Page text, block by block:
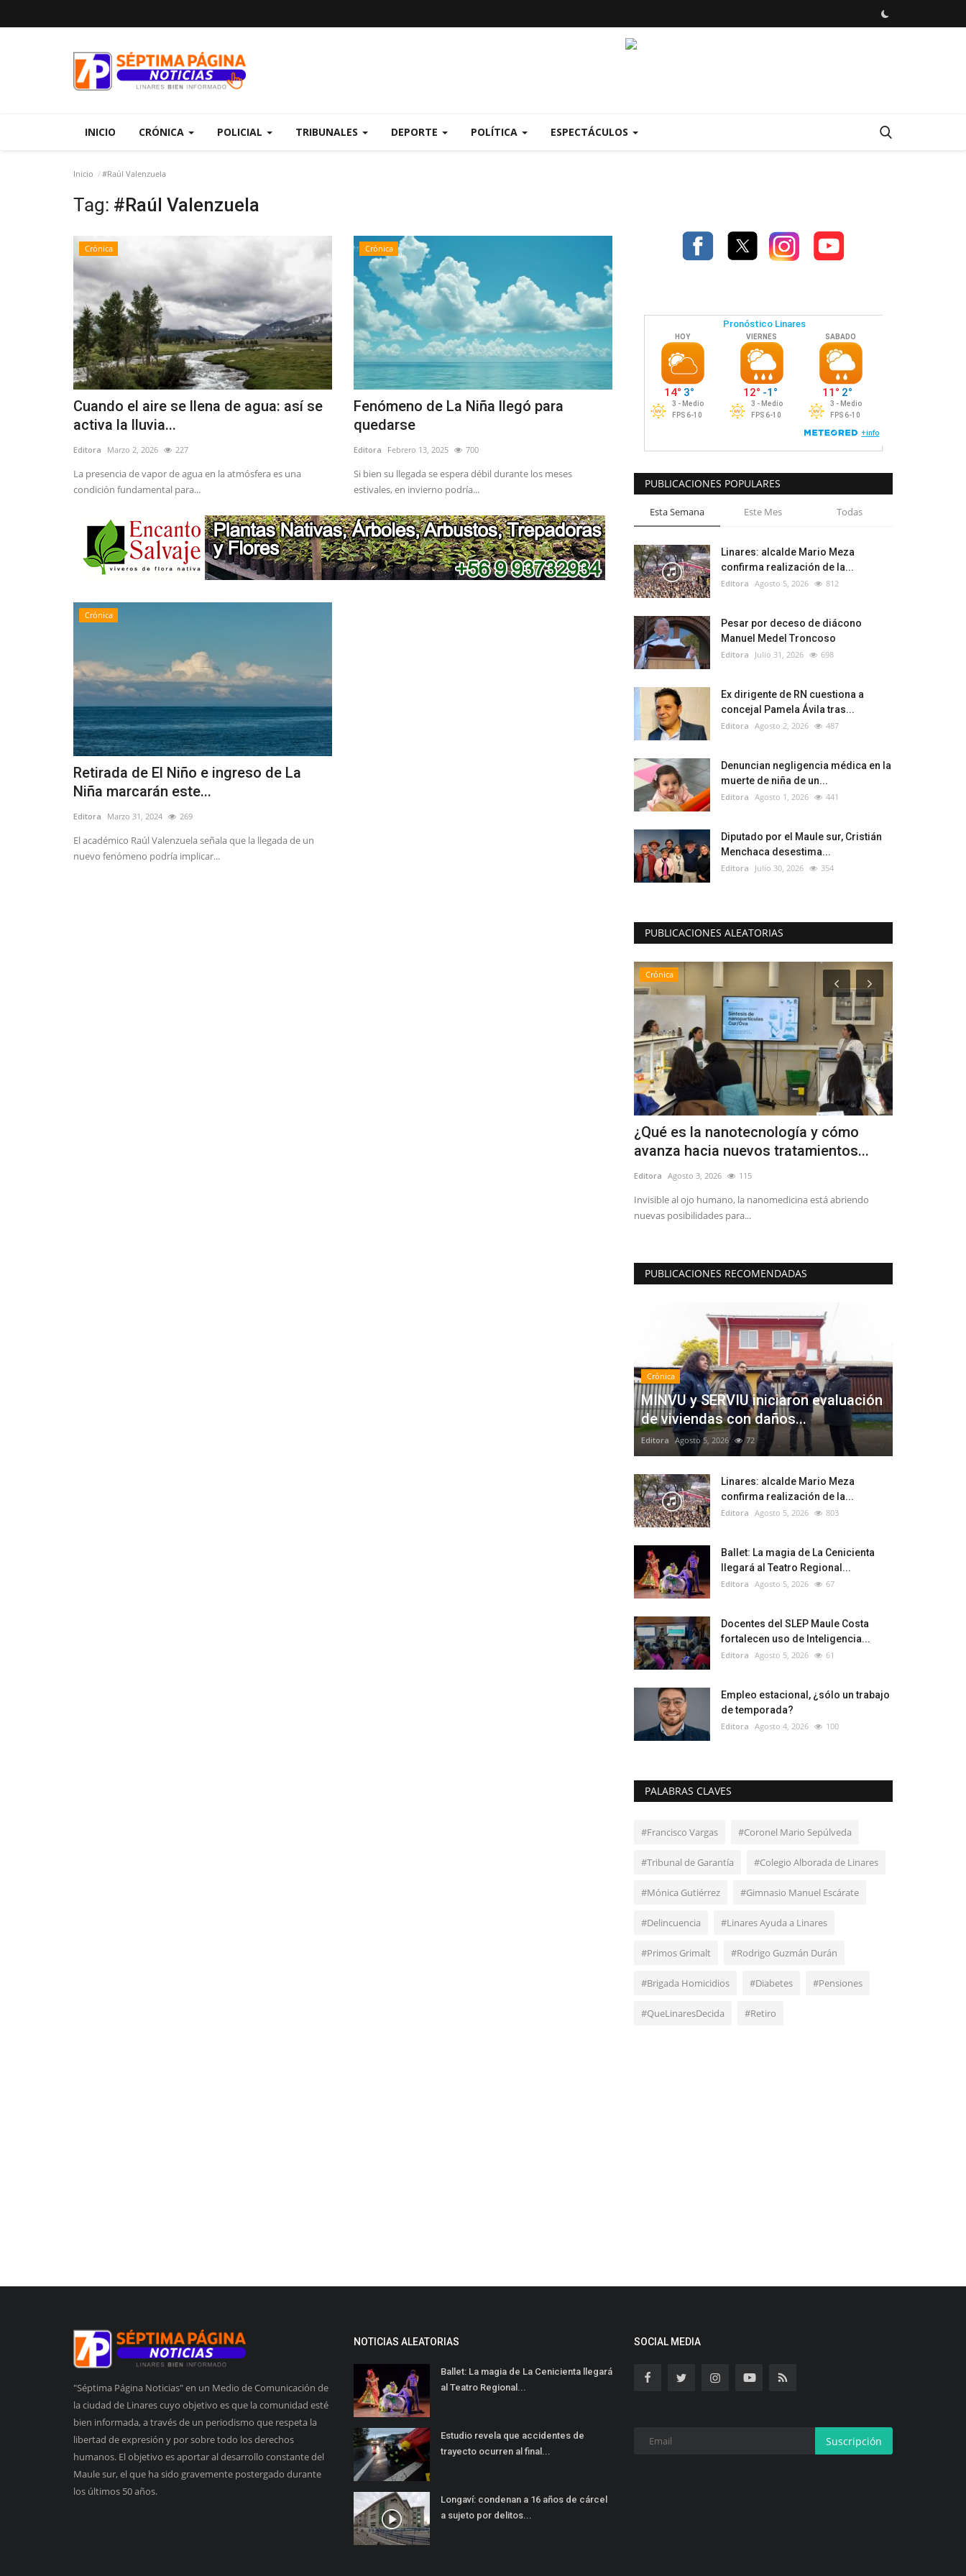
INICIO CRÓNICA POLICIAL TRIBUNALES DEPORTE POLÍTICA ESPECTÁCULOS
Inicio #Raúl Valenzuela
Tag: #Raúl Valenzuela
Crónica
Cuando el aire se llena de agua: así se
activa la lluvia...
Editora Marzo 2, 2026 227
La presencia de vapor de agua en la atmósfera es una
condición fundamental para...
Crónica
Fenómeno de La Niña llegó para
quedarse
Editora Febrero 13, 2025 700
Si bien su llegada se espera débil durante los meses
estivales, en invierno podría...
Crónica
Retirada de El Niño e ingreso de La
Niña marcarán este...
Editora Marzo 31, 2024 269
El académico Raúl Valenzuela señala que la llegada de un
nuevo fenómeno podría implicar...
PUBLICACIONES POPULARES
Esta Semana Este Mes Todas
Linares: alcalde Mario Meza
confirma realización de la...
Editora Agosto 5, 2026 812
Pesar por deceso de diácono
Manuel Medel Troncoso
Editora Julio 31, 2026 698
Ex dirigente de RN cuestiona a
concejal Pamela Ávila tras...
Editora Agosto 2, 2026 487
Denuncian negligencia médica en la
muerte de niña de un...
Editora Agosto 1, 2026 441
Diputado por el Maule sur, Cristián
Menchaca desestima...
Editora Julio 30, 2026 354
PUBLICACIONES ALEATORIAS
Crónica
¿Qué es la nanotecnología y cómo
avanza hacia nuevos tratamientos...
Editora Agosto 3, 2026 115
Invisible al ojo humano, la nanomedicina está abriendo
nuevas posibilidades para...
PUBLICACIONES RECOMENDADAS
Crónica
MINVU y SERVIU iniciaron evaluación
de viviendas con daños...
Editora Agosto 5, 2026 72
Linares: alcalde Mario Meza
confirma realización de la...
Editora Agosto 5, 2026 803
Ballet: La magia de La Cenicienta
llegará al Teatro Regional...
Editora Agosto 5, 2026 67
Docentes del SLEP Maule Costa
fortalecen uso de Inteligencia...
Editora Agosto 5, 2026 61
Empleo estacional, ¿sólo un trabajo
de temporada?
Editora Agosto 4, 2026 100
PALABRAS CLAVES
#Francisco Vargas #Coronel Mario Sepúlveda
#Tribunal de Garantía #Colegio Alborada de Linares
#Mónica Gutiérrez #Gimnasio Manuel Escárate
#Delincuencia #Linares Ayuda a Linares
#Primos Grimalt #Rodrigo Guzmán Durán
#Brigada Homicidios #Diabetes #Pensiones
#QueLinaresDecida #Retiro
"Séptima Página Noticias" en un Medio de Comunicación de
la ciudad de Linares cuyo objetivo es que la comunidad esté
bien informada, a través de un periodismo que respeta la
libertad de expresión y por sobre todo los derechos
humanos. El objetivo es aportar al desarrollo constante del
Maule sur, el que ha sido gravemente postergado durante
los últimos 50 años.
NOTICIAS ALEATORIAS
Ballet: La magia de La Cenicienta llegará
al Teatro Regional...
Estudio revela que accidentes de
trayecto ocurren al final...
Longaví: condenan a 16 años de cárcel
a sujeto por delitos...
SOCIAL MEDIA
Suscripción